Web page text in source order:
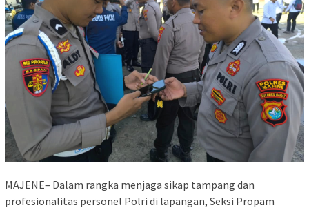
MAJENE– Dalam rangka menjaga sikap tampang dan
profesionalitas personel Polri di lapangan, Seksi Propam